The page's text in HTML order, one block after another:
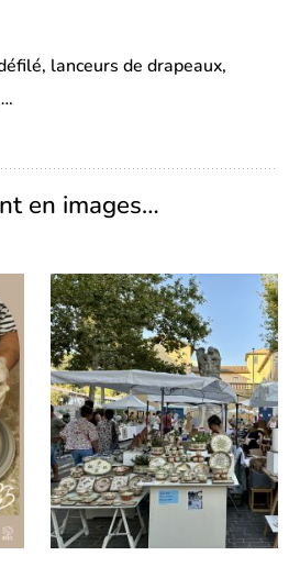
lanceurs de drapeaux,
en images…